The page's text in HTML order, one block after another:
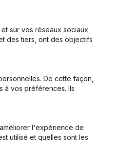
sur vos réseaux sociaux
des tiers, ont des objectifs
De cette façon,
à vos préférences. Ils
l'expérience de
utilisé et quelles sont les
des comptes annuels